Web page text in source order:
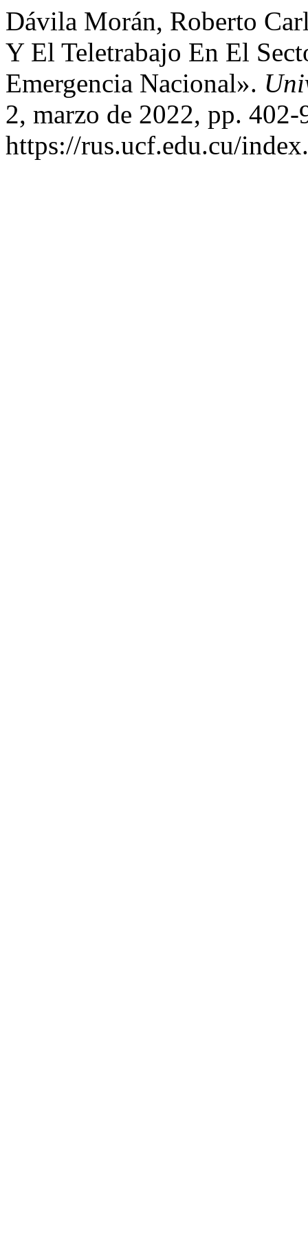
Dávila Morán, Roberto
Y El Teletrabajo En El
Emergencia Nacional».
2, marzo de 2022, pp. 402-
https://rus.ucf.edu.cu/